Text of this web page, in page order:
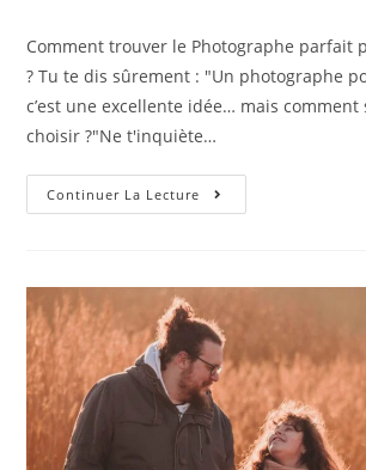
Comment trouver le Photographe parfait
? Tu te dis sûrement : "Un photographe
c’est une excellente idée… mais comment
choisir ?"Ne t'inquiète…
Continuer La Lecture